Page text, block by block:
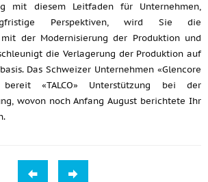
mit diesem Leitfaden für Unternehmen,
Perspektiven, wird Sie die
mit der Modernisierung der Produktion und
die Verlagerung der Produktion auf
Das Schweizer Unternehmen «Glencore
«TALCO» Unterstützung bei der
wovon noch Anfang August berichtete Ihr